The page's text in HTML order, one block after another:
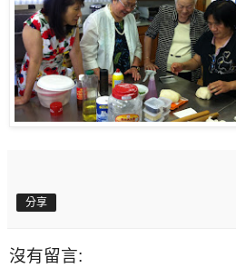
分享
沒有留言: